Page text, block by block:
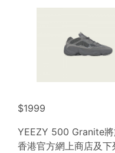
$1999
YEEZY 500 Granite
香港官方網上商店及下